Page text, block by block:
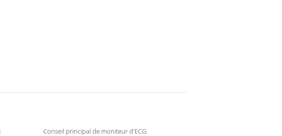
Conseil principal de moniteur d'ECG